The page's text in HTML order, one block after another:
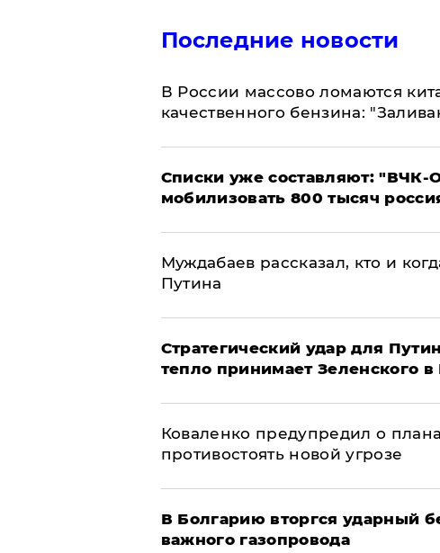
Последние новости
В России массово ломаются
качественного бензина:
Списки уже составляют: "ВЧК-
мобилизовать 800 тысяч
Муждабаев рассказал, кто и
Путина
Стратегический удар для
тепло принимает Зеленского в
Коваленко предупредил о
противостоять новой угрозе
В Болгарию вторгся ударный
важного газопровода